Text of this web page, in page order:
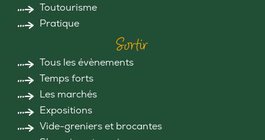
Toutourisme
Pratique
Sortir
Tous les évènements
Temps forts
Les marchés
Expositions
Vide-greniers et brocantes